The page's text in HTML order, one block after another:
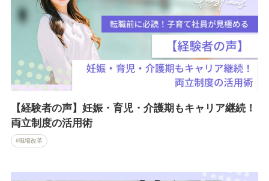
【経験者の声】妊娠・育児・介護期もキャリア継続！
両立制度の活用術
職場改革